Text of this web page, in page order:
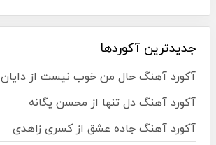
جدیدترین آکوردها
آکورد آهنگ حال من خوب نیست از دایان
آکورد آهنگ دل تنها از محسن یگانه
آکورد آهنگ جاده عشق از کسری زاهدی